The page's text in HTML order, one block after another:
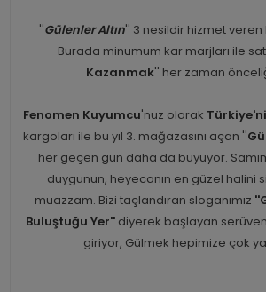
''Gülenler Altın'' 3 nesildir hizmet
Burada minumum kar marjları ile
Kazanmak'' her zaman
Fenomen Kuyumcu'nuz olarak
kargoları ile bu yıl 3. mağazasını açan ''
her geçen gün daha da büyüyor.
duygunun, heyecanın en güzel halini
muazzam. Bizi taçlandıran sloganımız
Buluştuğu Yer'' diyerek başlayan
giriyor, Gülmek hepimize çok